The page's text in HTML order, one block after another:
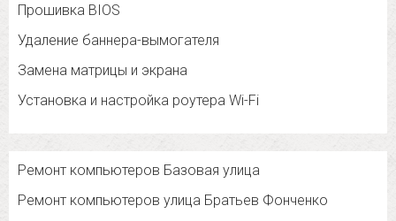
Прошивка BIOS
Удаление баннера-вымогателя
Замена матрицы и экрана
Установка и настройка роутера Wi-Fi
Ремонт компьютеров Базовая улица
Ремонт компьютеров улица Братьев Фонченко